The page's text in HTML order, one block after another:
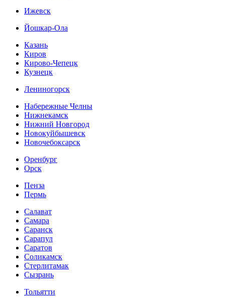
Ижевск
Йошкар-Ола
Казань
Киров
Кирово-Чепецк
Кузнецк
Лениногорск
Набережные Челны
Нижнекамск
Нижний Новгород
Новокуйбышевск
Новочебоксарск
Оренбург
Орск
Пенза
Пермь
Салават
Самара
Саранск
Сарапул
Саратов
Соликамск
Стерлитамак
Сызрань
Тольятти